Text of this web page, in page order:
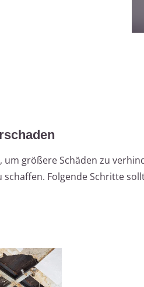
um größere Schäden zu
Folgende Schritte